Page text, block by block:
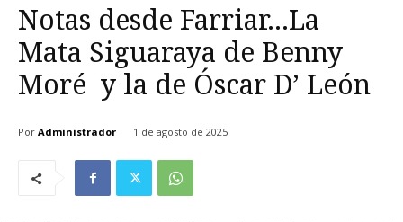
Notas desde Farriar…La
Mata Siguaraya de Benny
Moré y la de Óscar D’ León
Por Administrador 1 de agosto de 2025